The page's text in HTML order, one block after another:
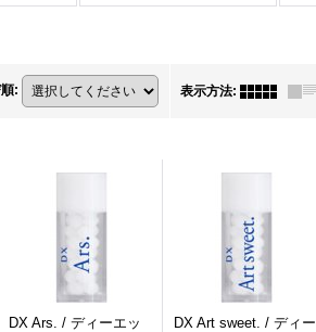
: 表示方法:
DX Ars. / ディーエッ
DX Art sweet. / ディー